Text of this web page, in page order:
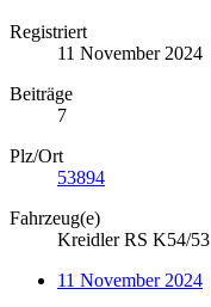
Registriert
11 November 2024
Beiträge
7
Plz/Ort
53894
Fahrzeug(e)
Kreidler RS K54/53
11 November 2024